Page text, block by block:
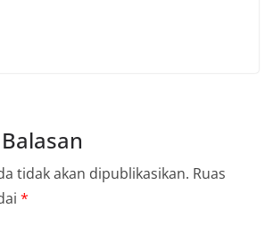
tidak akan dipublikasikan. Ruas
*